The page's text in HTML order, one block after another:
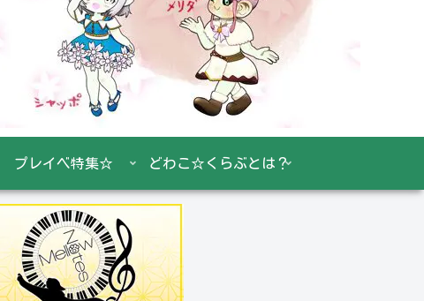
プレイベ特集☆ どわこ☆くらぶとは？